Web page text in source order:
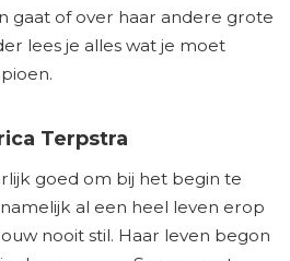
gaat of over haar andere grote
lees je alles wat je moet
Terpstra
goed om bij het begin te
al een heel leven erop
nooit stil. Haar leven begon